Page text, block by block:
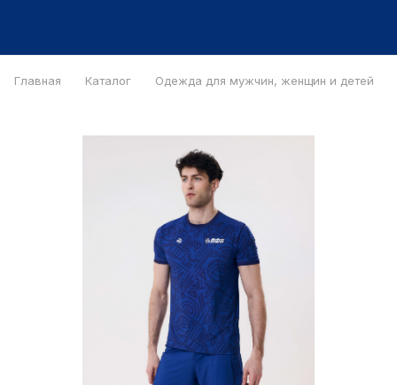
Главная Каталог Одежда для мужчин, женщин и детей